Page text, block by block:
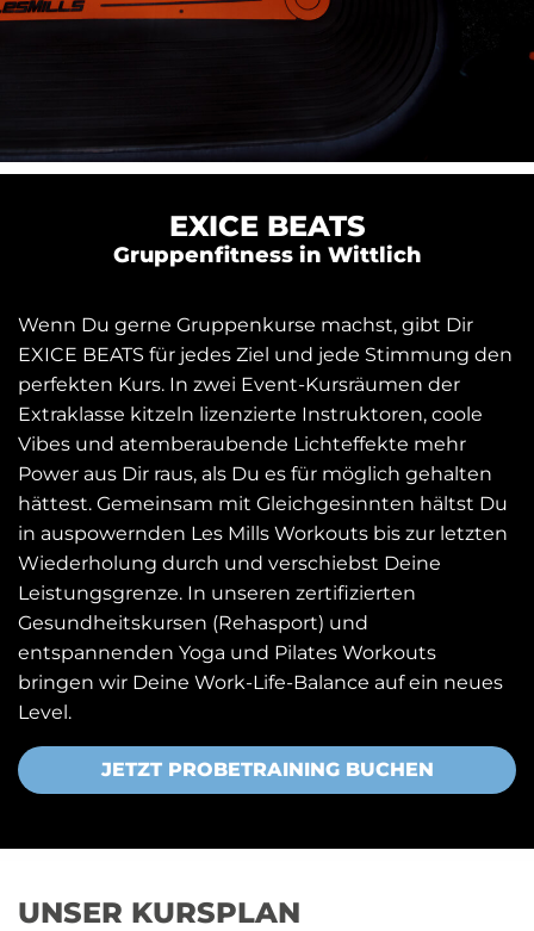
EXICE BEATS
Gruppenfitness in Wittlich
Wenn Du gerne Gruppenkurse machst, gibt Dir
EXICE BEATS für jedes Ziel und jede Stimmung den
perfekten Kurs. In zwei Event-Kursräumen der
Extraklasse kitzeln lizenzierte Instruktoren, coole
Vibes und atemberaubende Lichteffekte mehr
Power aus Dir raus, als Du es für möglich gehalten
hättest. Gemeinsam mit Gleichgesinnten hältst Du
in auspowernden Les Mills Workouts bis zur letzten
Wiederholung durch und verschiebst Deine
Leistungsgrenze. In unseren zertifizierten
Gesundheitskursen (Rehasport) und
entspannenden Yoga und Pilates Workouts
bringen wir Deine Work-Life-Balance auf ein neues
Level.
JETZT PROBETRAINING BUCHEN
UNSER KURSPLAN